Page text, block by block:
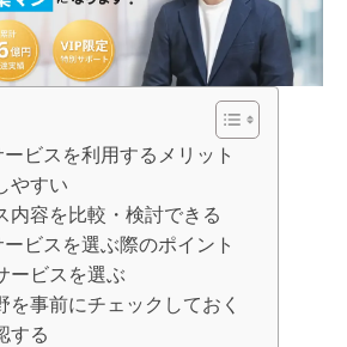
ビスを利用するメリット
やすい
内容を比較・検討できる
ビスを選ぶ際のポイント
ービスを選ぶ
を事前にチェックしておく
する